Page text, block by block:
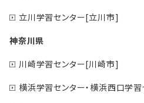
立川学習センター[立川市]
神奈川県
川崎学習センター[川崎市]
横浜学習センター・横浜西口学